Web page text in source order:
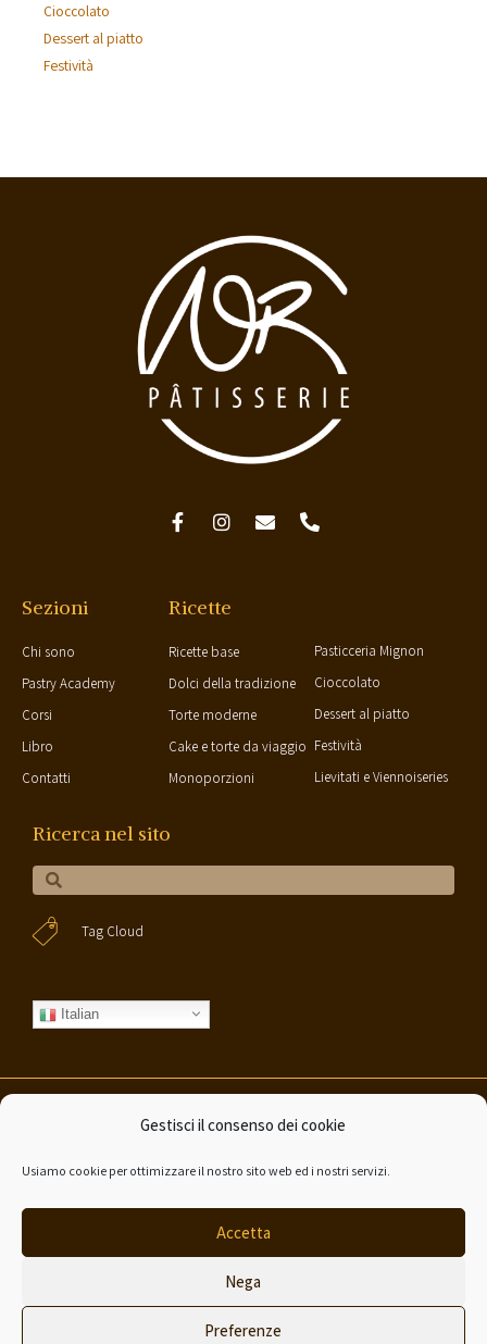
Gestisci il consenso dei cookie
Usiamo cookie per ottimizzare il nostro sito web ed i nostri servizi.
Accetta
Nega
Preferenze
Cioccolato
Dessert al piatto
Festività
Sezioni
Chi sono
Pastry Academy
Corsi
Libro
Contatti
Ricette
Ricette base
Dolci della tradizione
Torte moderne
Cake e torte da viaggio
Monoporzioni
Pasticceria Mignon
Cioccolato
Dessert al piatto
Festività
Lievitati e Viennoiseries
Ricerca nel sito
Tag Cloud
Italian
©Valerio Barralis 2020 – All rights reserved | P.IVA 03776250122